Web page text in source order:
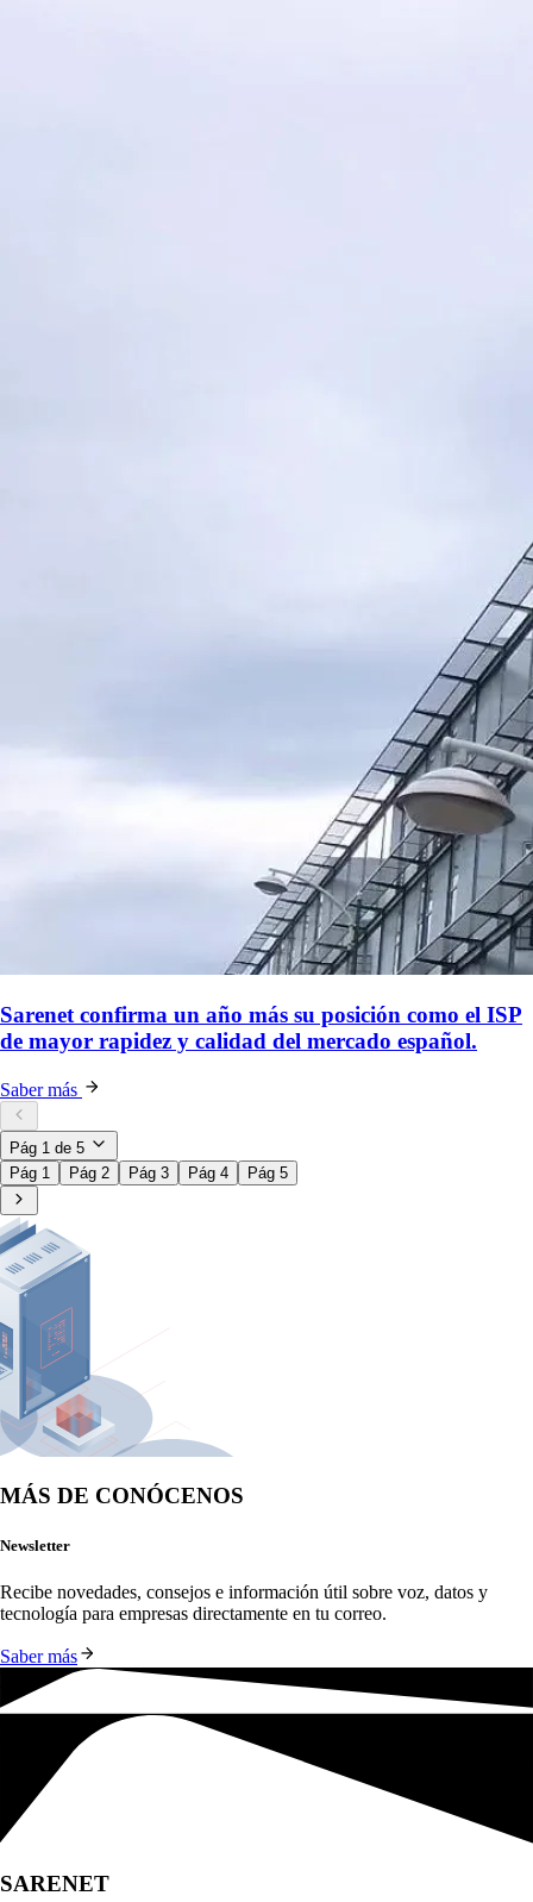
Sarenet confirma un año más su posición como el ISP
de mayor rapidez y calidad del mercado español.
Saber más
Pág 1 de 5
Pág 1
Pág 2 Pág 3 Pág 4 Pág 5
MÁS DE CONÓCENOS
Newsletter
Recibe novedades, consejos e información útil sobre voz, datos y
tecnología para empresas directamente en tu correo.
Saber más
SARENET